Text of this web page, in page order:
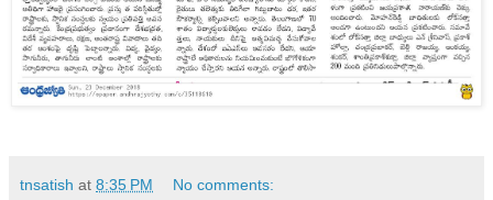
tnsatish at 8:35 PM No comments: